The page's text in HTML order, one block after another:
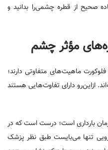
صحیح از قطره چشمی‌را بدانید و
مؤثر چشم
ماهیت‌های متفاوتی دارند؛
ازاین‌رو دارای تفاوت‌هایی هستند
بارداری است؛ درست است که در
تنها می‌بایست طبق نظر پزشک